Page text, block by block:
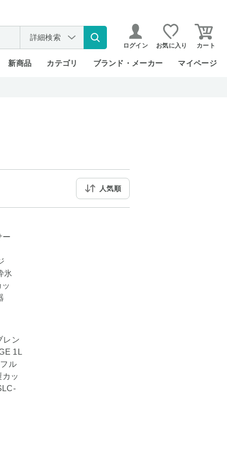
詳細検索
ログイン お気に入り カート
新商品 カテゴリ ブランド・メーカー マイページ
人気順
レン
1L
ル
ッ